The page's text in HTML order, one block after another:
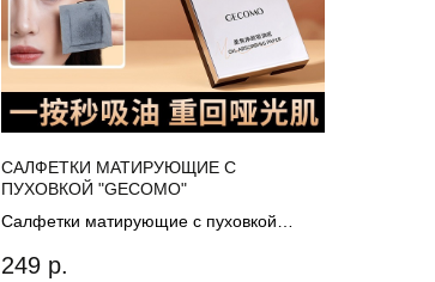
САЛФЕТКИ МАТИРУЮЩИЕ С
ПУХОВКОЙ "GECOMO"
Салфетки матирующие с пуховкой
249 р.